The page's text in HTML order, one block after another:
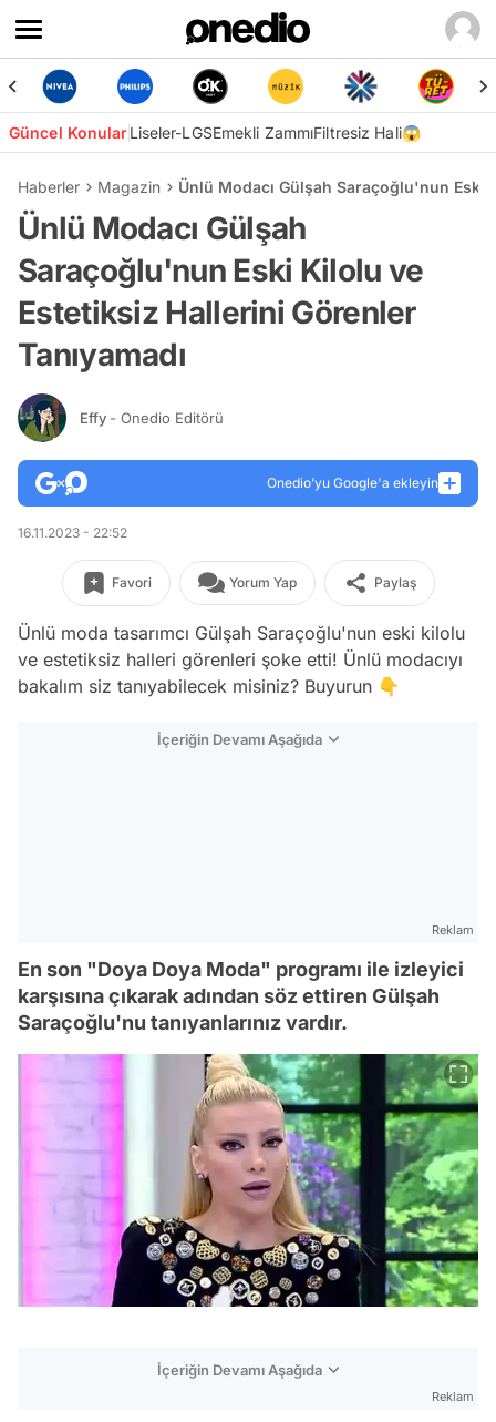
Güncel KonularLiseler-LGSEmekli ZammıFiltresiz Hali😱
Haberler Magazin Ünlü Modacı Gülşah Saraçoğlu'nun Eski
Ünlü Modacı Gülşah
Saraçoğlu'nun Eski Kilolu ve
Estetiksiz Hallerini Görenler
Tanıyamadı
Effy - Onedio Editörü
Onedio’yu Google'a ekleyin
16.11.2023 - 22:52
Favori Yorum Yap Paylaş
Ünlü moda tasarımcı Gülşah Saraçoğlu'nun eski kilolu
ve estetiksiz halleri görenleri şoke etti! Ünlü modacıyı
bakalım siz tanıyabilecek misiniz? Buyurun 👇
İçeriğin Devamı Aşağıda
Reklam
En son "Doya Doya Moda" programı ile izleyici
karşısına çıkarak adından söz ettiren Gülşah
Saraçoğlu'nu tanıyanlarınız vardır.
İçeriğin Devamı Aşağıda
Reklam